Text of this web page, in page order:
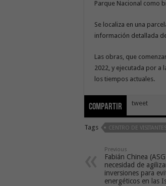
Parque Nacional como
Se localiza en una
información detallada
Las obras, que
2022, y ejecutada por a
los tiempos actuales.
Compartir tweet
Tags CENTRO DE
Previous
Fabián Chinea
necesidad de
inversiones para
energéticos en las